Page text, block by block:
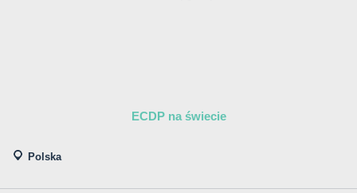
ECDP na świecie
Polska